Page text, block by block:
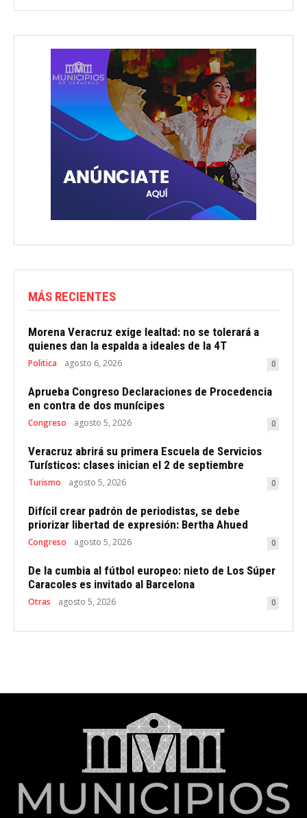
MÁS RECIENTES
Morena Veracruz exige lealtad: no se tolerará a
quienes dan la espalda a ideales de la 4T
Politica agosto 6, 2026 0
Aprueba Congreso Declaraciones de Procedencia
en contra de dos munícipes
Congreso agosto 5, 2026 0
Veracruz abrirá su primera Escuela de Servicios
Turísticos: clases inician el 2 de septiembre
Turismo agosto 5, 2026 0
Difícil crear padrón de periodistas, se debe
priorizar libertad de expresión: Bertha Ahued
Congreso agosto 5, 2026 0
De la cumbia al fútbol europeo: nieto de Los Súper
Caracoles es invitado al Barcelona
Otras agosto 5, 2026 0